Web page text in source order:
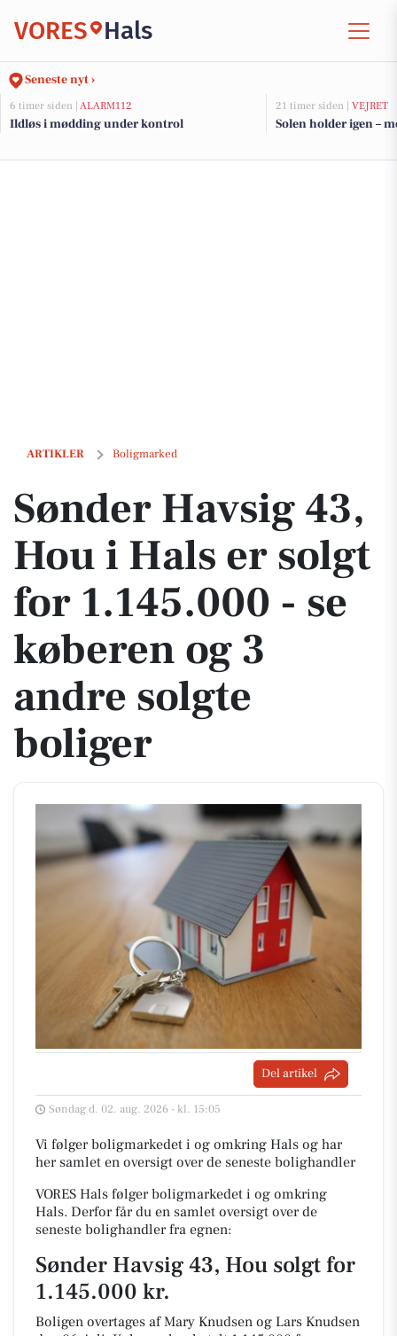
VORES Hals
Seneste nyt ›
6 timer siden | ALARM112
Ildløs i mødding under kontrol
21 timer siden | VEJRET
Solen holder igen –
ARTIKLER Boligmarked
Sønder Havsig 43, Hou i Hals er solgt for 1.145.000 - se køberen og
Sønder Havsig 43,
Hou i Hals er solgt
for 1.145.000 - se
køberen og 3
andre solgte
boliger
Del artikel
Søndag d. 02. aug. 2026 - kl. 15:05
Vi følger boligmarkedet i og omkring Hals og har
her samlet en oversigt over de seneste bolighandler
VORES Hals følger boligmarkedet i og omkring
Hals. Derfor får du en samlet oversigt over de
seneste bolighandler fra egnen:
Sønder Havsig 43, Hou solgt for
1.145.000 kr.
Boligen overtages af Mary Knudsen og Lars Knudsen